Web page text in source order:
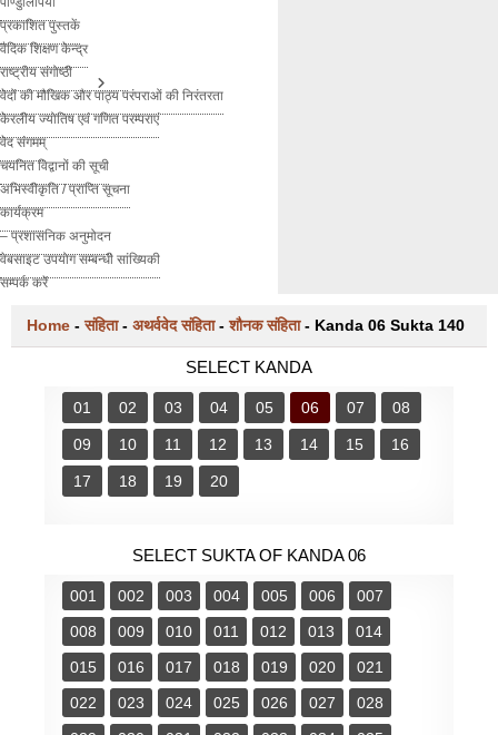
प्रकाशित पुस्तकें
वैदिक शिक्षण केन्द्र
राष्ट्रीय संगोष्ठी
वेदों की मौखिक और पाठ्य परंपराओं की निरंतरता
केरलीय ज्योतिष एवं गणित परम्पराएं
वेद संगमम्
चयनित विद्वानों की सूची
अभिस्वीकृति / प्राप्ति सूचना
कार्यक्रम
– प्रशासनिक अनुमोदन
वेबसाइट उपयोग सम्बन्धी सांख्यिकी
सम्पर्क करें
Home -संहिता- अथर्ववेद संहिता-शौनक संहिता- Kanda 06 Sukta 140
SELECT KANDA
01 02 03 04 05 06 07 08
09 10 11 12 13 14 15 16
17 18 19 20
SELECT SUKTA OF KANDA 06
001 002 003 004 005 006
007
008
009 010 011 012 013
014
015
016 017 018 019 020
021
022
023 024 025 026 027
028